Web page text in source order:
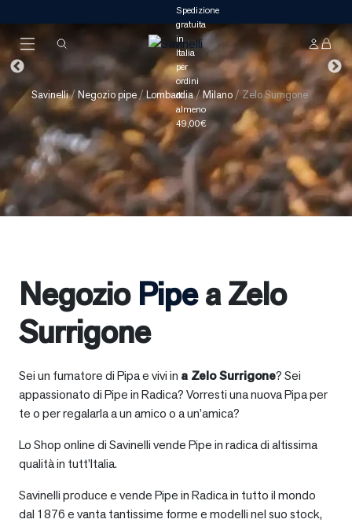
Savinelli/ Negozio pipe/Lombardia/Milano /Zelo Surrigone
Negozio Pipea Zelo
Surrigone
Sei un fumatore di Pipa e vivi in a Zelo Surrigone? Sei
appassionato di Pipe in Radica? Vorresti una nuova Pipa per
te o per regalarla a un amico o a un’amica?
Lo Shop online di Savinelli vende Pipe in radica di altissima
qualità in tutt’Italia.
Savinelli produce e vende Pipe in Radica in tutto il mondo
dal 1876 e vanta tantissime forme e modelli nel suo stock,